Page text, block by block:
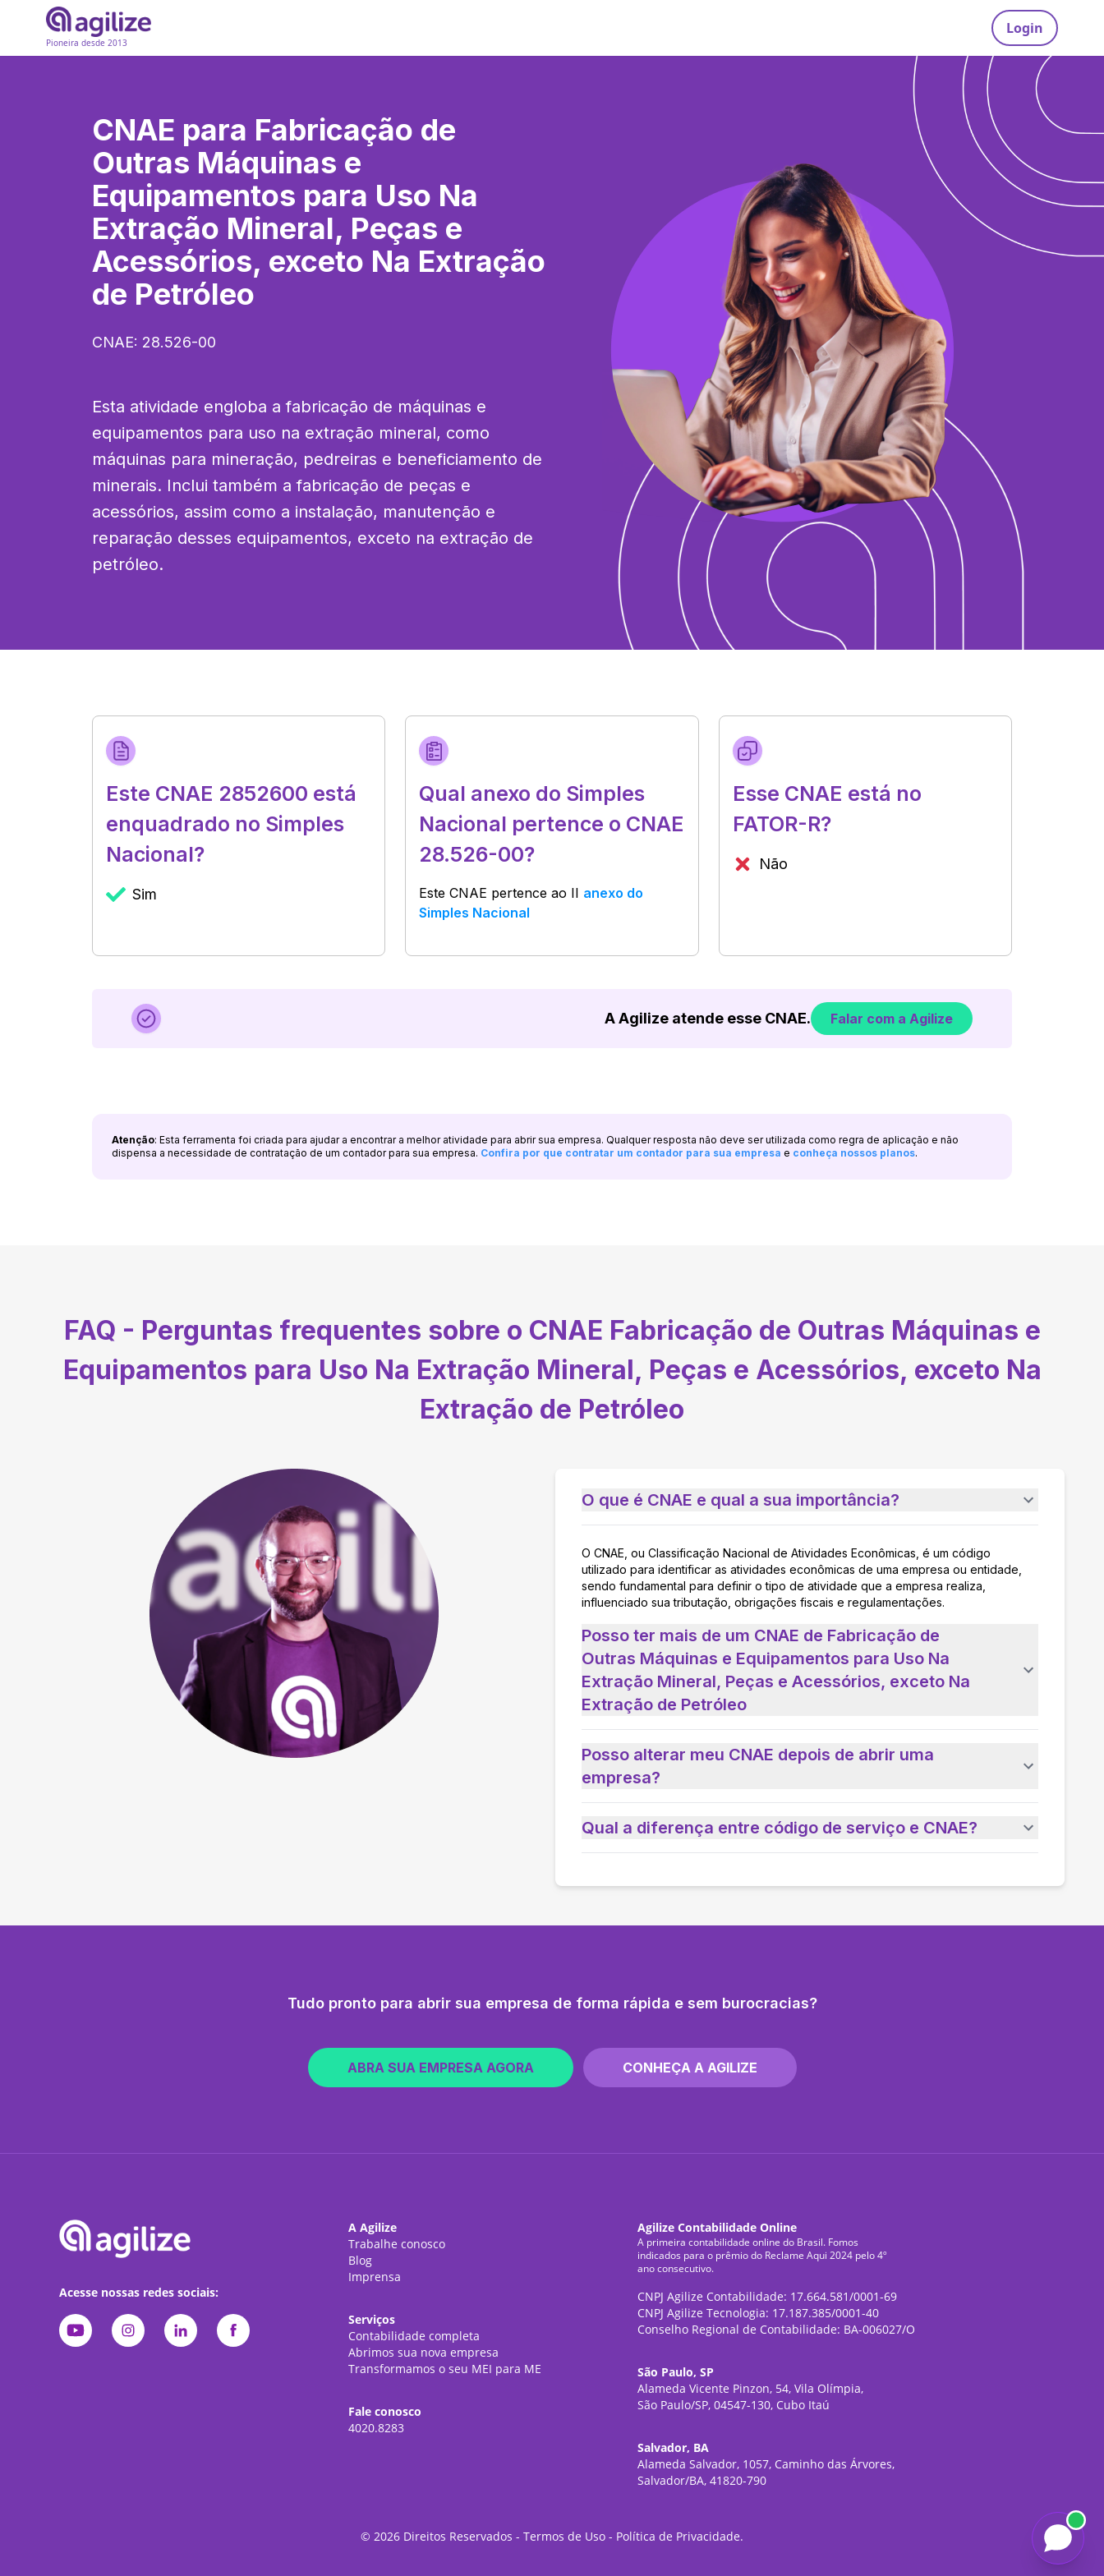
Pioneira desde 2013
Login
CNAE para Fabricação de
Outras Máquinas e
Equipamentos para Uso Na
Extração Mineral, Peças e
Acessórios, exceto Na Extração
de Petróleo
CNAE: 28.526-00
Esta atividade engloba a fabricação de máquinas e
equipamentos para uso na extração mineral, como
máquinas para mineração, pedreiras e beneficiamento de
minerais. Inclui também a fabricação de peças e
acessórios, assim como a instalação, manutenção e
reparação desses equipamentos, exceto na extração de
petróleo.
Este CNAE 2852600 está
enquadrado no Simples
Nacional?
Sim
Qual anexo do Simples
Nacional pertence o CNAE
28.526-00?
Este CNAE pertence ao II anexo do
Simples Nacional
Esse CNAE está no
FATOR-R?
Não
A Agilize atende esse CNAE. Falar com a Agilize
Atenção: Esta ferramenta foi criada para ajudar a encontrar a melhor atividade para abrir sua empresa. Qualquer resposta não deve ser utilizada como regra de aplicação e não
dispensa a necessidade de contratação de um contador para sua empresa. Confira por que contratar um contador para sua empresa e conheça nossos planos.
FAQ - Perguntas frequentes sobre o CNAE Fabricação de Outras Máquinas e
Equipamentos para Uso Na Extração Mineral, Peças e Acessórios, exceto Na
Extração de Petróleo
O que é CNAE e qual a sua importância?
O CNAE, ou Classificação Nacional de Atividades Econômicas, é um código
utilizado para identificar as atividades econômicas de uma empresa ou entidade,
sendo fundamental para definir o tipo de atividade que a empresa realiza,
influenciado sua tributação, obrigações fiscais e regulamentações.
Posso ter mais de um CNAE de Fabricação de
Outras Máquinas e Equipamentos para Uso Na
Extração Mineral, Peças e Acessórios, exceto Na
Extração de Petróleo
Posso alterar meu CNAE depois de abrir uma
empresa?
Qual a diferença entre código de serviço e CNAE?
Tudo pronto para abrir sua empresa de forma rápida e sem burocracias?
ABRA SUA EMPRESA AGORA CONHEÇA A AGILIZE
Acesse nossas redes sociais:
A Agilize
Trabalhe conosco
Blog
Imprensa
Serviços
Contabilidade completa
Abrimos sua nova empresa
Transformamos o seu MEI para ME
Fale conosco
4020.8283
Agilize Contabilidade Online
A primeira contabilidade online do Brasil. Fomos
indicados para o prêmio do Reclame Aqui 2024 pelo 4º
ano consecutivo.
CNPJ Agilize Contabilidade: 17.664.581/0001-69
CNPJ Agilize Tecnologia: 17.187.385/0001-40
Conselho Regional de Contabilidade: BA-006027/O
São Paulo, SP
Alameda Vicente Pinzon, 54, Vila Olímpia,
São Paulo/SP, 04547-130, Cubo Itaú
Salvador, BA
Alameda Salvador, 1057, Caminho das Árvores,
Salvador/BA, 41820-790
© 2026 Direitos Reservados - Termos de Uso - Política de Privacidade.